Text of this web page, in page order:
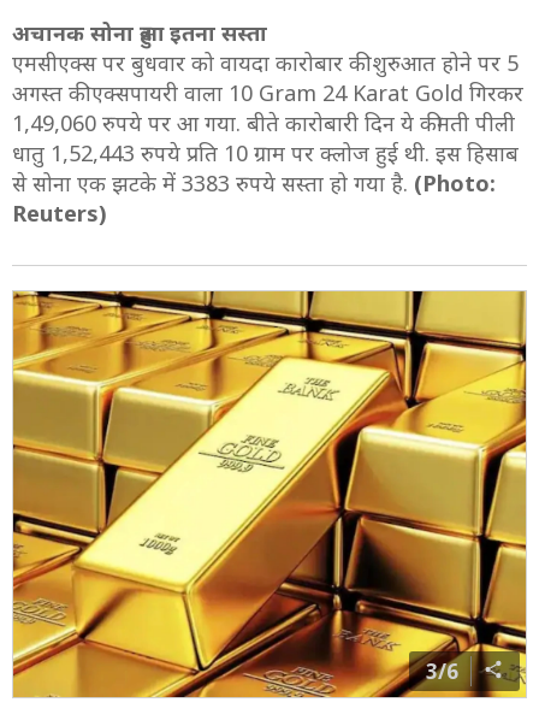
अचानक सोना हुआ इतना सस्ता
एमसीएक्स पर बुधवार को वायदा कारोबार की शुरुआत होने पर 5
अगस्त की एक्सपायरी वाला 10 Gram 24 Karat Gold गिरकर
1,49,060 रुपये पर आ गया. बीते कारोबारी दिन ये कीमती पीली
धातु 1,52,443 रुपये प्रति 10 ग्राम पर क्लोज हुई थी. इस हिसाब
से सोना एक झटके में 3383 रुपये सस्ता हो गया है. (Photo:
Reuters)
3/6